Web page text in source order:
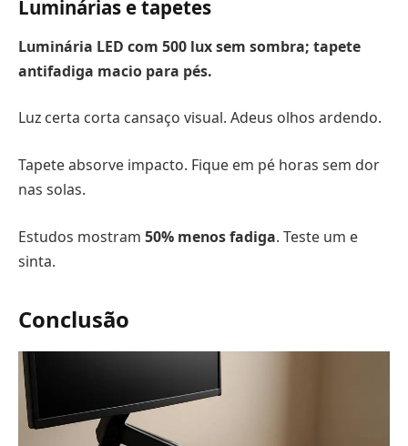
Luminárias e tapetes
Luminária LED com 500 luxsem sombra; tapete
antifadiga macio para pés.
Luz certa corta cansaço visual. Adeus olhos ardendo.
Tapete absorve impacto. Fique em pé horas sem dor
nas solas.
Estudos mostram 50% menos fadiga. Teste um e
sinta.
Conclusão